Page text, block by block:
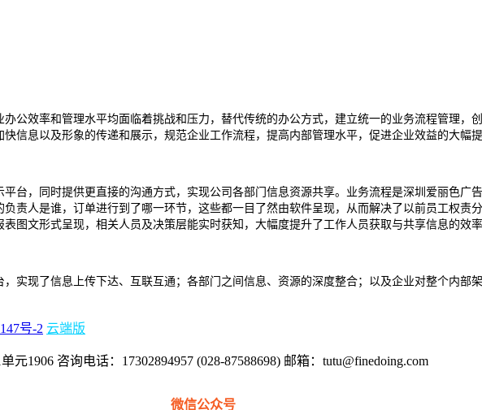
公效率和管理水平均面临着挑战和压力，替代传统的办公方式，建立统一的业务流程管理，
信息以及形象的传递和展示，规范企业工作流程，提高内部管理水平，促进企业效益的大幅提
台，同时提供更直接的沟通方式，实现公司各部门信息资源共享。业务流程是深圳爱丽色广
责人是谁，订单进行到了哪一环节，这些都一目了然由软件呈现，从而解决了以前员工权责
图文形式呈现，相关人员及决策层能实时获知，大幅度提升了工作人员获取与共享信息的效率
实现了信息上传下达、互联互通；各部门之间信息、资源的深度整合；以及企业对整个内部
号-2 云端版
1906 咨询电话：17302894957 (028-87588698) 邮箱：tutu@finedoing.com
微信公众号